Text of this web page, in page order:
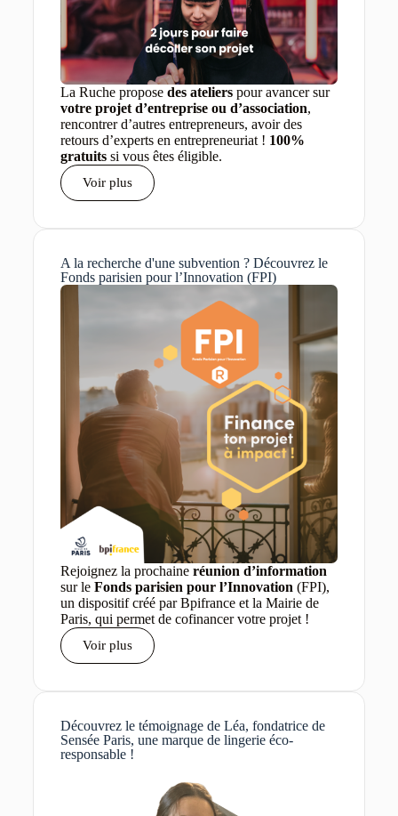
La Ruche propose des ateliers pour avancer sur
votre projet d’entreprise ou d’association,
rencontrer d’autres entrepreneurs, avoir des
retours d’experts en entrepreneuriat ! 100%
gratuitssi vous êtes éligible.
Voir plus
A la recherche d'une subvention ? Découvrez le
Fonds parisien pour l’Innovation (FPI)
Rejoignez la prochaine réunion d’information
sur le Fonds parisien pour l’Innovation (FPI),
un dispositif créé par Bpifrance et la Mairie de
Paris, qui permet de cofinancer votre projet !
Voir plus
Découvrez le témoignage de Léa, fondatrice de
Sensée Paris, une marque de lingerie éco-
responsable !